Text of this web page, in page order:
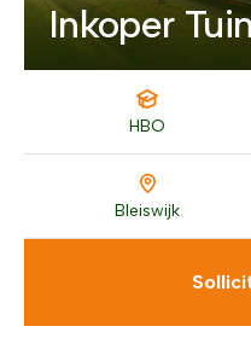
Inkoper
HBO
Bleiswijk